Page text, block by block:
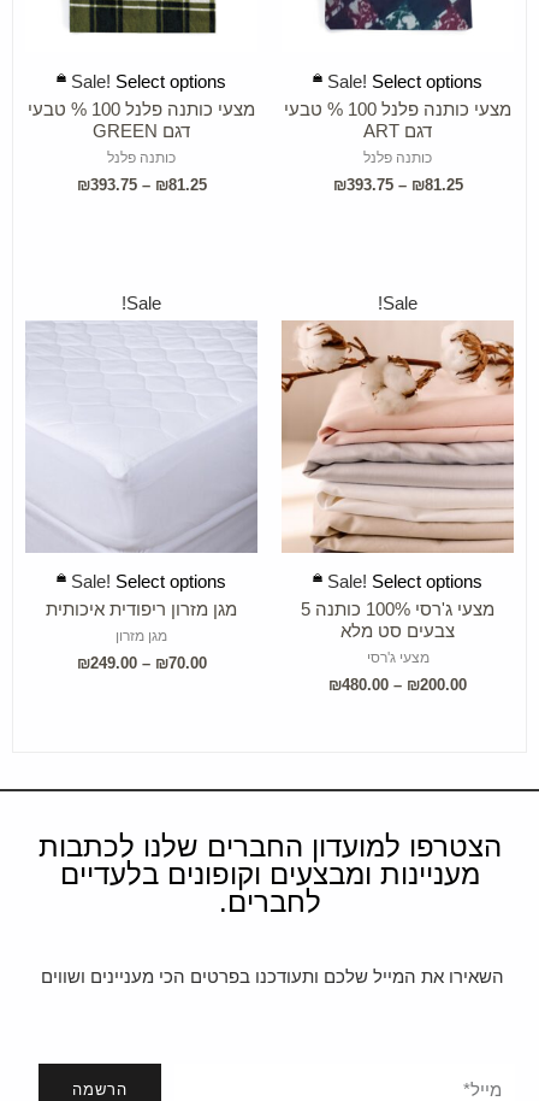
Sale! Select options
מצעי כותנה פלנל 100 % טבעי
דגם ART
כותנה פלנל
₪81.25
–
₪393.75
Sale! Select options
מצעי כותנה פלנל 100 % טבעי
דגם GREEN
כותנה פלנל
₪81.25
–
₪393.75
Sale!
Sale! Select options
מצעי ג'רסי 100% כותנה 5
צבעים סט מלא
מצעי ג'רסי
₪200.00
–
₪480.00
SELECT OPTIONS
Sale!
Sale! Select options
מגן מזרון ריפודית איכותית
מגן מזרון
₪70.00
–
₪249.00
SELECT OPTIONS
הצטרפו למועדון החברים שלנו לכתבות
מעניינות ומבצעים וקופונים בלעדיים
לחברים.
השאירו את המייל שלכם ותעודכנו בפרטים הכי מעניינים ושווים
הרשמה